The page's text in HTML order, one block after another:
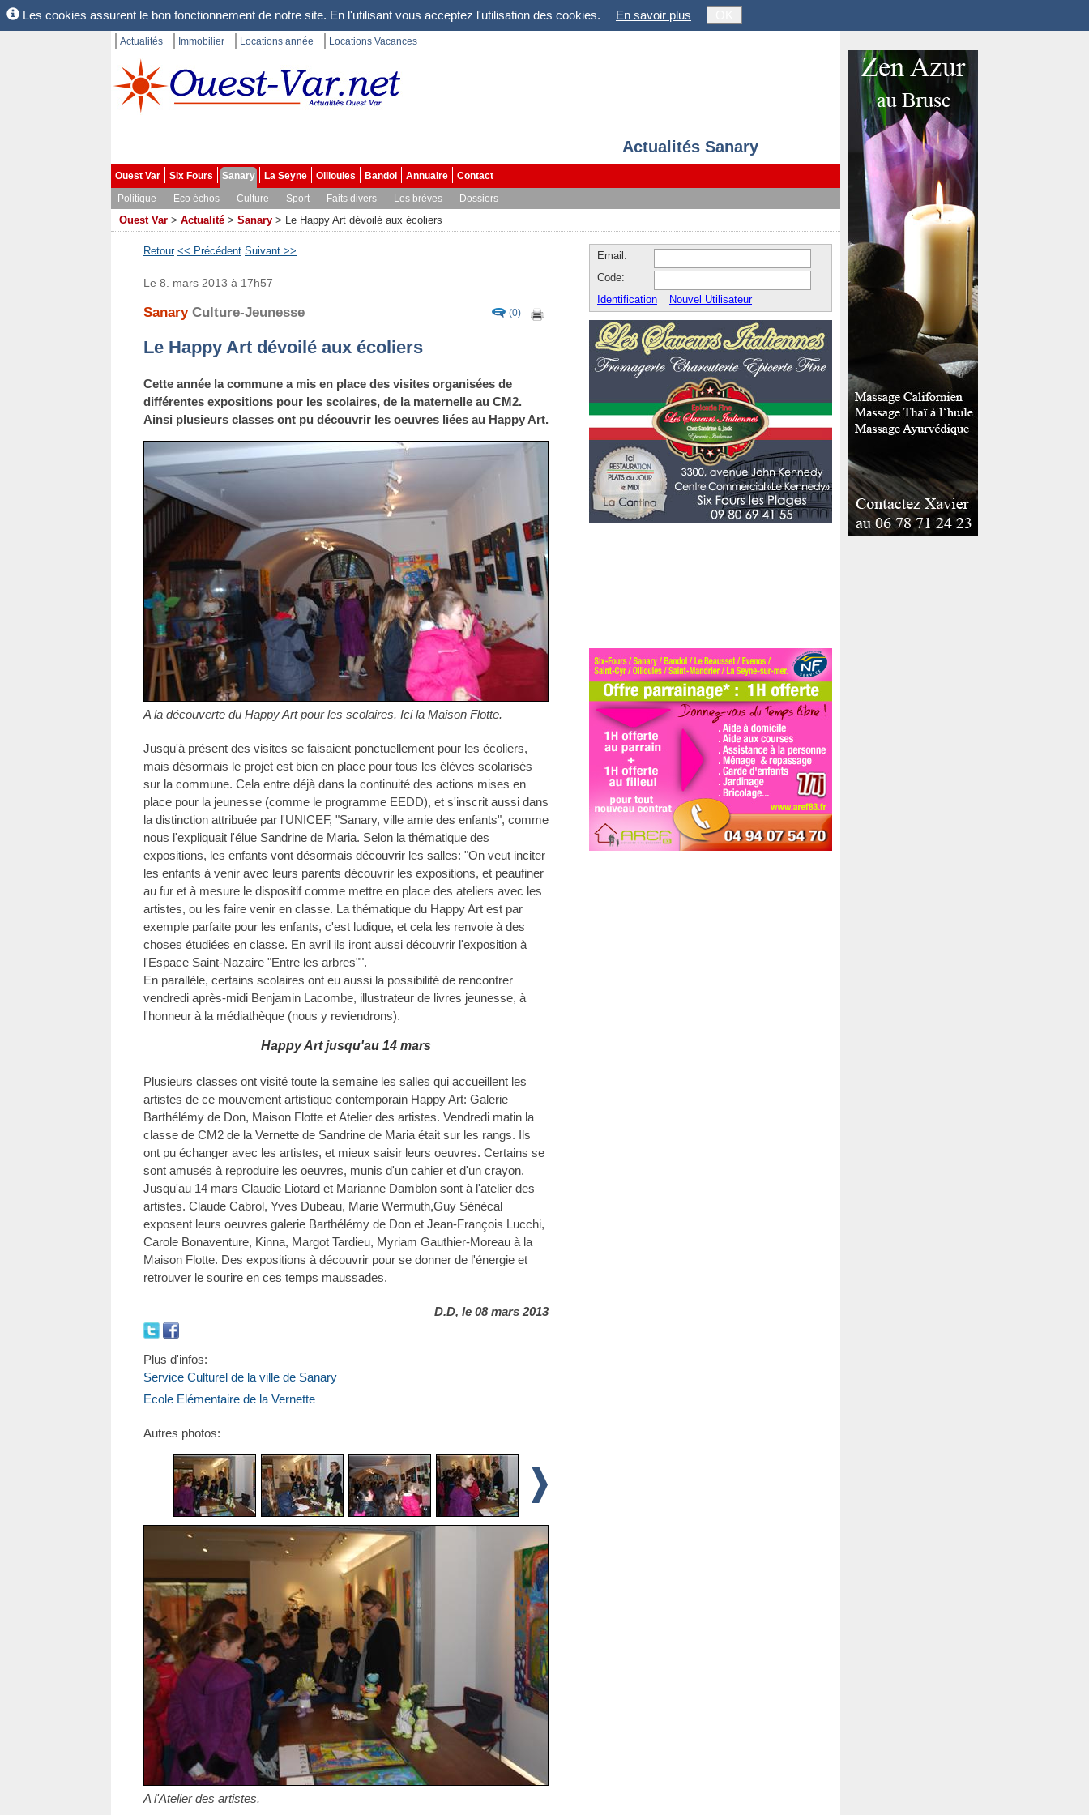
Les cookies assurent le bon fonctionnement de notre site. En l'utilisant vous acceptez l'utilisation des cookies. En savoir plus
Actualités Immobilier Locations année Locations Vacances
Actualités Sanary
Ouest Var Six Fours Sanary La Seyne Ollioules Bandol Annuaire
Contact
Politique
Eco échos Culture Sport Faits divers Les brèves Dossiers
Ouest Var > Actualité > Sanary > Le Happy Art dévoilé aux écoliers
Retour << Précédent Suivant >>
(0)
Le 8. mars 2013 à 17h57
Sanary Culture-Jeunesse
Le Happy Art dévoilé aux écoliers
Cette année la commune a mis en place des visites organisées de
différentes expositions pour les scolaires, de la maternelle au CM2.
Ainsi plusieurs classes ont pu découvrir les oeuvres liées au Happy Art.
A la découverte du Happy Art pour les scolaires. Ici la Maison Flotte.
Jusqu'à présent des visites se faisaient ponctuellement pour les écoliers,
mais désormais le projet est bien en place pour tous les élèves scolarisés
sur la commune. Cela entre déjà dans la continuité des actions mises en
place pour la jeunesse (comme le programme EEDD), et s'inscrit aussi dans
la distinction attribuée par l'UNICEF, "Sanary, ville amie des enfants", comme
nous l'expliquait l'élue Sandrine de Maria. Selon la thématique des
expositions, les enfants vont désormais découvrir les salles: "On veut inciter
les enfants à venir avec leurs parents découvrir les expositions, et peaufiner
au fur et à mesure le dispositif comme mettre en place des ateliers avec les
artistes, ou les faire venir en classe. La thématique du Happy Art est par
exemple parfaite pour les enfants, c'est ludique, et cela les renvoie à des
choses étudiées en classe. En avril ils iront aussi découvrir l'exposition à
l'Espace Saint-Nazaire "Entre les arbres"".
En parallèle, certains scolaires ont eu aussi la possibilité de rencontrer
vendredi après-midi Benjamin Lacombe, illustrateur de livres jeunesse, à
l'honneur à la médiathèque (nous y reviendrons).
Happy Art jusqu'au 14 mars
Plusieurs classes ont visité toute la semaine les salles qui accueillent les
artistes de ce mouvement artistique contemporain Happy Art: Galerie
Barthélémy de Don, Maison Flotte et Atelier des artistes. Vendredi matin la
classe de CM2 de la Vernette de Sandrine de Maria était sur les rangs. Ils
ont pu échanger avec les artistes, et mieux saisir leurs oeuvres. Certains se
sont amusés à reproduire les oeuvres, munis d'un cahier et d'un crayon.
Jusqu'au 14 mars Claudie Liotard et Marianne Damblon sont à l'atelier des
artistes. Claude Cabrol, Yves Dubeau, Marie Wermuth,Guy Sénécal
exposent leurs oeuvres galerie Barthélémy de Don et Jean-François Lucchi,
Carole Bonaventure, Kinna, Margot Tardieu, Myriam Gauthier-Moreau à la
Maison Flotte. Des expositions à découvrir pour se donner de l'énergie et
retrouver le sourire en ces temps maussades.
D.D, le 08 mars 2013
Plus d'infos:
Service Culturel de la ville de Sanary
Ecole Elémentaire de la Vernette
Autres photos:
A l'Atelier des artistes.
Email:
Code:
Identification
Nouvel Utilisateur